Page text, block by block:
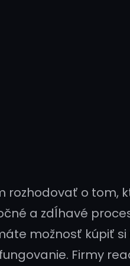
rozhodovať o tom,
a zdĺhavé
možnosť kúpiť
Firmy